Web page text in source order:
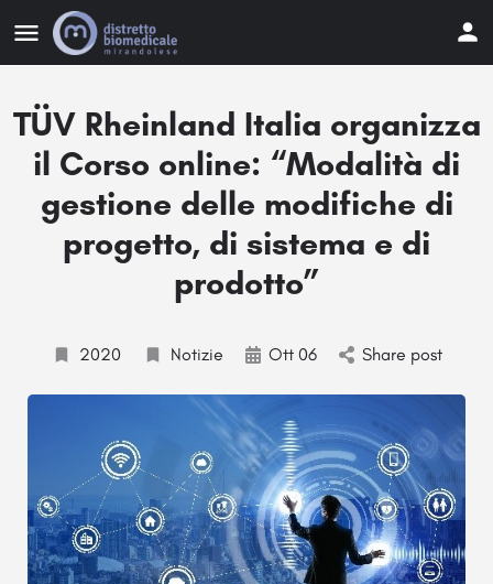
TÜV Rheinland Italia organizza
il Corso online: “Modalità di
gestione delle modifiche di
progetto, di sistema e di
prodotto”
2020 Notizie Ott 06 Share post